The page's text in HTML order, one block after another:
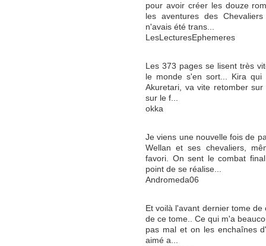
pour avoir créer les douze
les aventures des
n'avais été trans...
LesLecturesEphemeres
Les 373 pages se lisent très
le monde s'en sort... Kira
Akuretari, va vite retomber
sur le f...
okka
Je viens une nouvelle fois de
Wellan et ses chevaliers,
favori. On sent le combat
point de se réalise...
Andromeda06
Et voilà l'avant dernier tome
de ce tome.. Ce qui m'a
pas mal et on les enchaînes
aimé a...